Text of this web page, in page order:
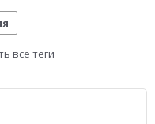
все теги
Платформы